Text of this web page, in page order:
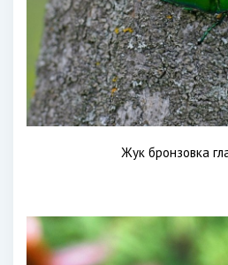
Жук бронзовка